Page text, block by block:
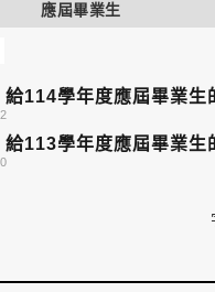
應屆畢業生
給114學年度應屆畢業生
給113學年度應屆畢業生